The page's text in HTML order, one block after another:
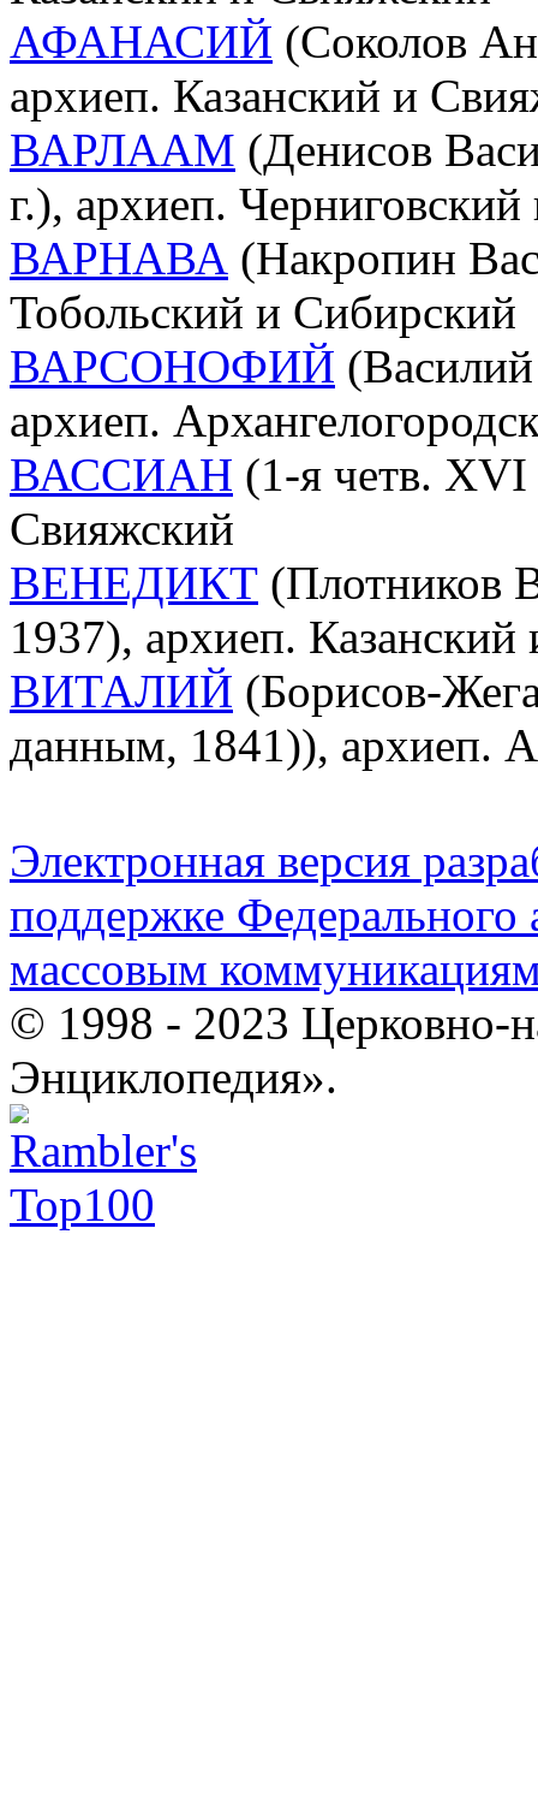
АФАНАСИЙ (Соколов
архиеп. Казанский и
ВАРЛААМ (Денисов
г.), архиеп.
ВАРНАВА (Накропин
Тобольский и Сибирский
ВАРСОНОФИЙ
архиеп.
ВАССИАН (1-я четв. XVI
Свияжский
ВЕНЕДИКТ (Плотников
1937), архиеп.
ВИТАЛИЙ (Борисов-
данным, 1841)), архиеп.
Электронная версия
поддержке Федерального
массовым
© 1998 - 2023 Церковно-
Энциклопедия».